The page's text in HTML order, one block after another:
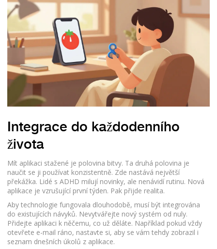
Integrace do každodenního
života
Mít aplikaci stažené je polovina bitvy. Ta druhá polovina je
naučit se ji používat konzistentně. Zde nastává největší
překážka. Lidé s ADHD milují novinky, ale nenávidí rutinu. Nová
aplikace je vzrušující první týden. Pak přijde realita.
Aby technologie fungovala dlouhodobě, musí být integrována
do existujících návyků. Nevytvářejte nový systém od nuly.
Přidejte aplikaci k něčemu, co už děláte. Například pokud vždy
otevřete e-mail ráno, nastavte si, aby se vám tehdy zobrazil i
seznam dnešních úkolů z aplikace.